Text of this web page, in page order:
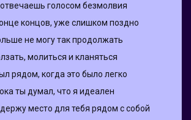
голосом безмолвия
концов, уже слишком поздно
не могу так продолжать
молиться и кланяться
рядом, когда это было легко
ты думал, что я идеален
место для тебя рядом с собой